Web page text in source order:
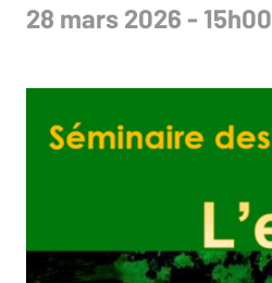
28 mars 2026 - 15h00